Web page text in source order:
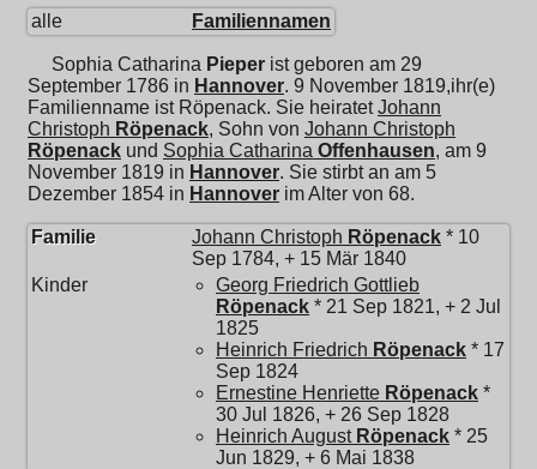
alle Familiennamen
Sophia Catharina Pieper ist geboren am 29
September 1786 in Hannover. 9 November 1819,ihr(e)
Familienname ist Röpenack. Sie heiratetJohann
Christoph Röpenack, Sohn von Johann Christoph
Röpenack und Sophia Catharina Offenhausen, am 9
November 1819 in Hannover. Sie stirbt an am 5
Dezember 1854 in Hannover im Alter von 68.
Familie Johann Christoph Röpenack * 10
Sep 1784, + 15 Mär 1840
Kinder
Georg Friedrich Gottlieb
Röpenack * 21 Sep 1821, + 2 Jul
1825
Heinrich Friedrich Röpenack * 17
Sep 1824
Ernestine Henriette Röpenack *
30 Jul 1826, + 26 Sep 1828
Heinrich August Röpenack * 25
Jun 1829, + 6 Mai 1838